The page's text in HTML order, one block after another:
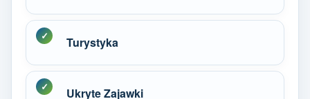
Turystyka
Ukryte Zajawki